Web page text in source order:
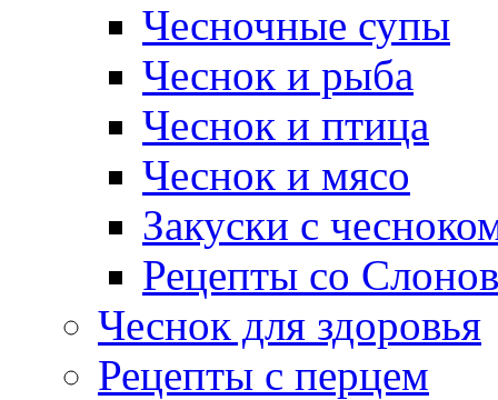
Чесночные супы
Чеснок и рыба
Чеснок и птица
Чеснок и мясо
Закуски с
Рецепты со
Чеснок для здоровья
Рецепты с перцем